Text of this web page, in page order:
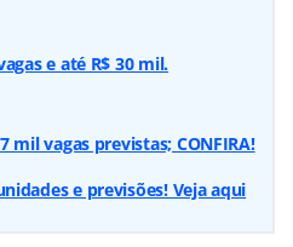
e até R$ 30 mil.
mil vagas previstas; CONFIRA!
e previsões! Veja aqui